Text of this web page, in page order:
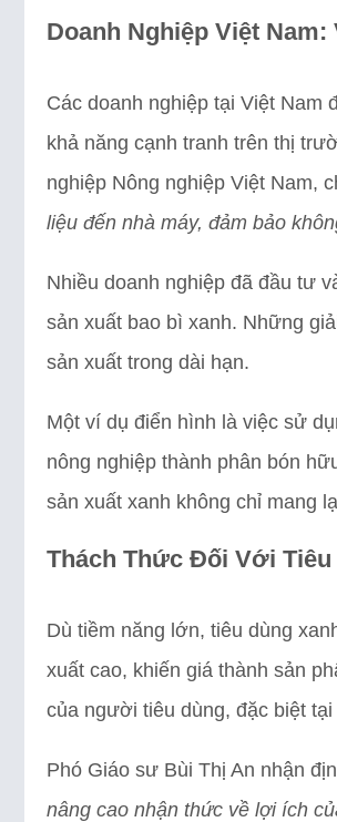
Doanh Nghiệp Việt Nam:
Các doanh nghiệp tại Việt Nam
khả năng cạnh tranh trên thị
nghiệp Nông nghiệp Việt Nam,
liệu đến nhà máy, đảm bảo
Nhiều doanh nghiệp đã đầu tư
sản xuất bao bì xanh. Những
sản xuất trong dài hạn.
Một ví dụ điển hình là việc sử
nông nghiệp thành phân bón
sản xuất xanh không chỉ mang
Thách Thức Đối Với
Dù tiềm năng lớn, tiêu dùng
xuất cao, khiến giá thành sản
của người tiêu dùng, đặc biệt
Phó Giáo sư Bùi Thị An nhận
nâng cao nhận thức về lợi ích